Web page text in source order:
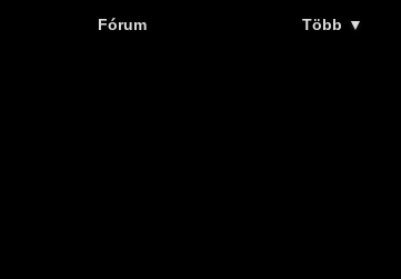
Fórum Több ▼